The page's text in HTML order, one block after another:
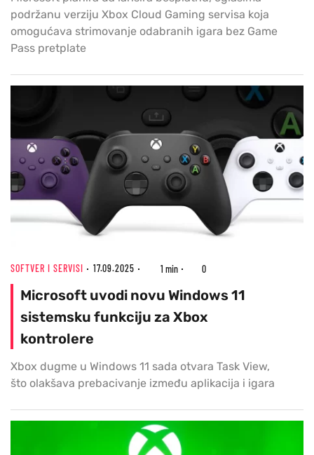
podržanu verziju Xbox Cloud Gaming servisa koja
omogućava strimovanje odabranih igara bez Game
Pass pretplate
SOFTVER I SERVISI 17.09.2025 1 min 0
Microsoft uvodi novu Windows 11
sistemsku funkciju za Xbox
kontrolere
Xbox dugme u Windows 11 sada otvara Task View,
što olakšava prebacivanje između aplikacija i igara